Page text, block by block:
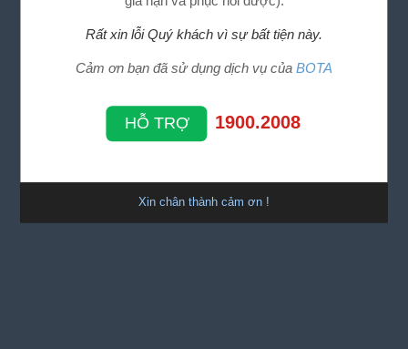
Rất xin lỗi Quý khách vì sự bất tiện này.
Cảm ơn bạn đã sử dụng dịch vụ của BOTA
HỖ TRỢ 1900.2008
Xin chân thành cảm ơn !